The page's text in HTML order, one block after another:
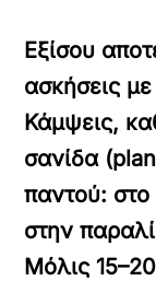
Εξίσου
ασκήσεις
Κάμψεις,
σανίδα
παντού: στο
στην
Μόλις